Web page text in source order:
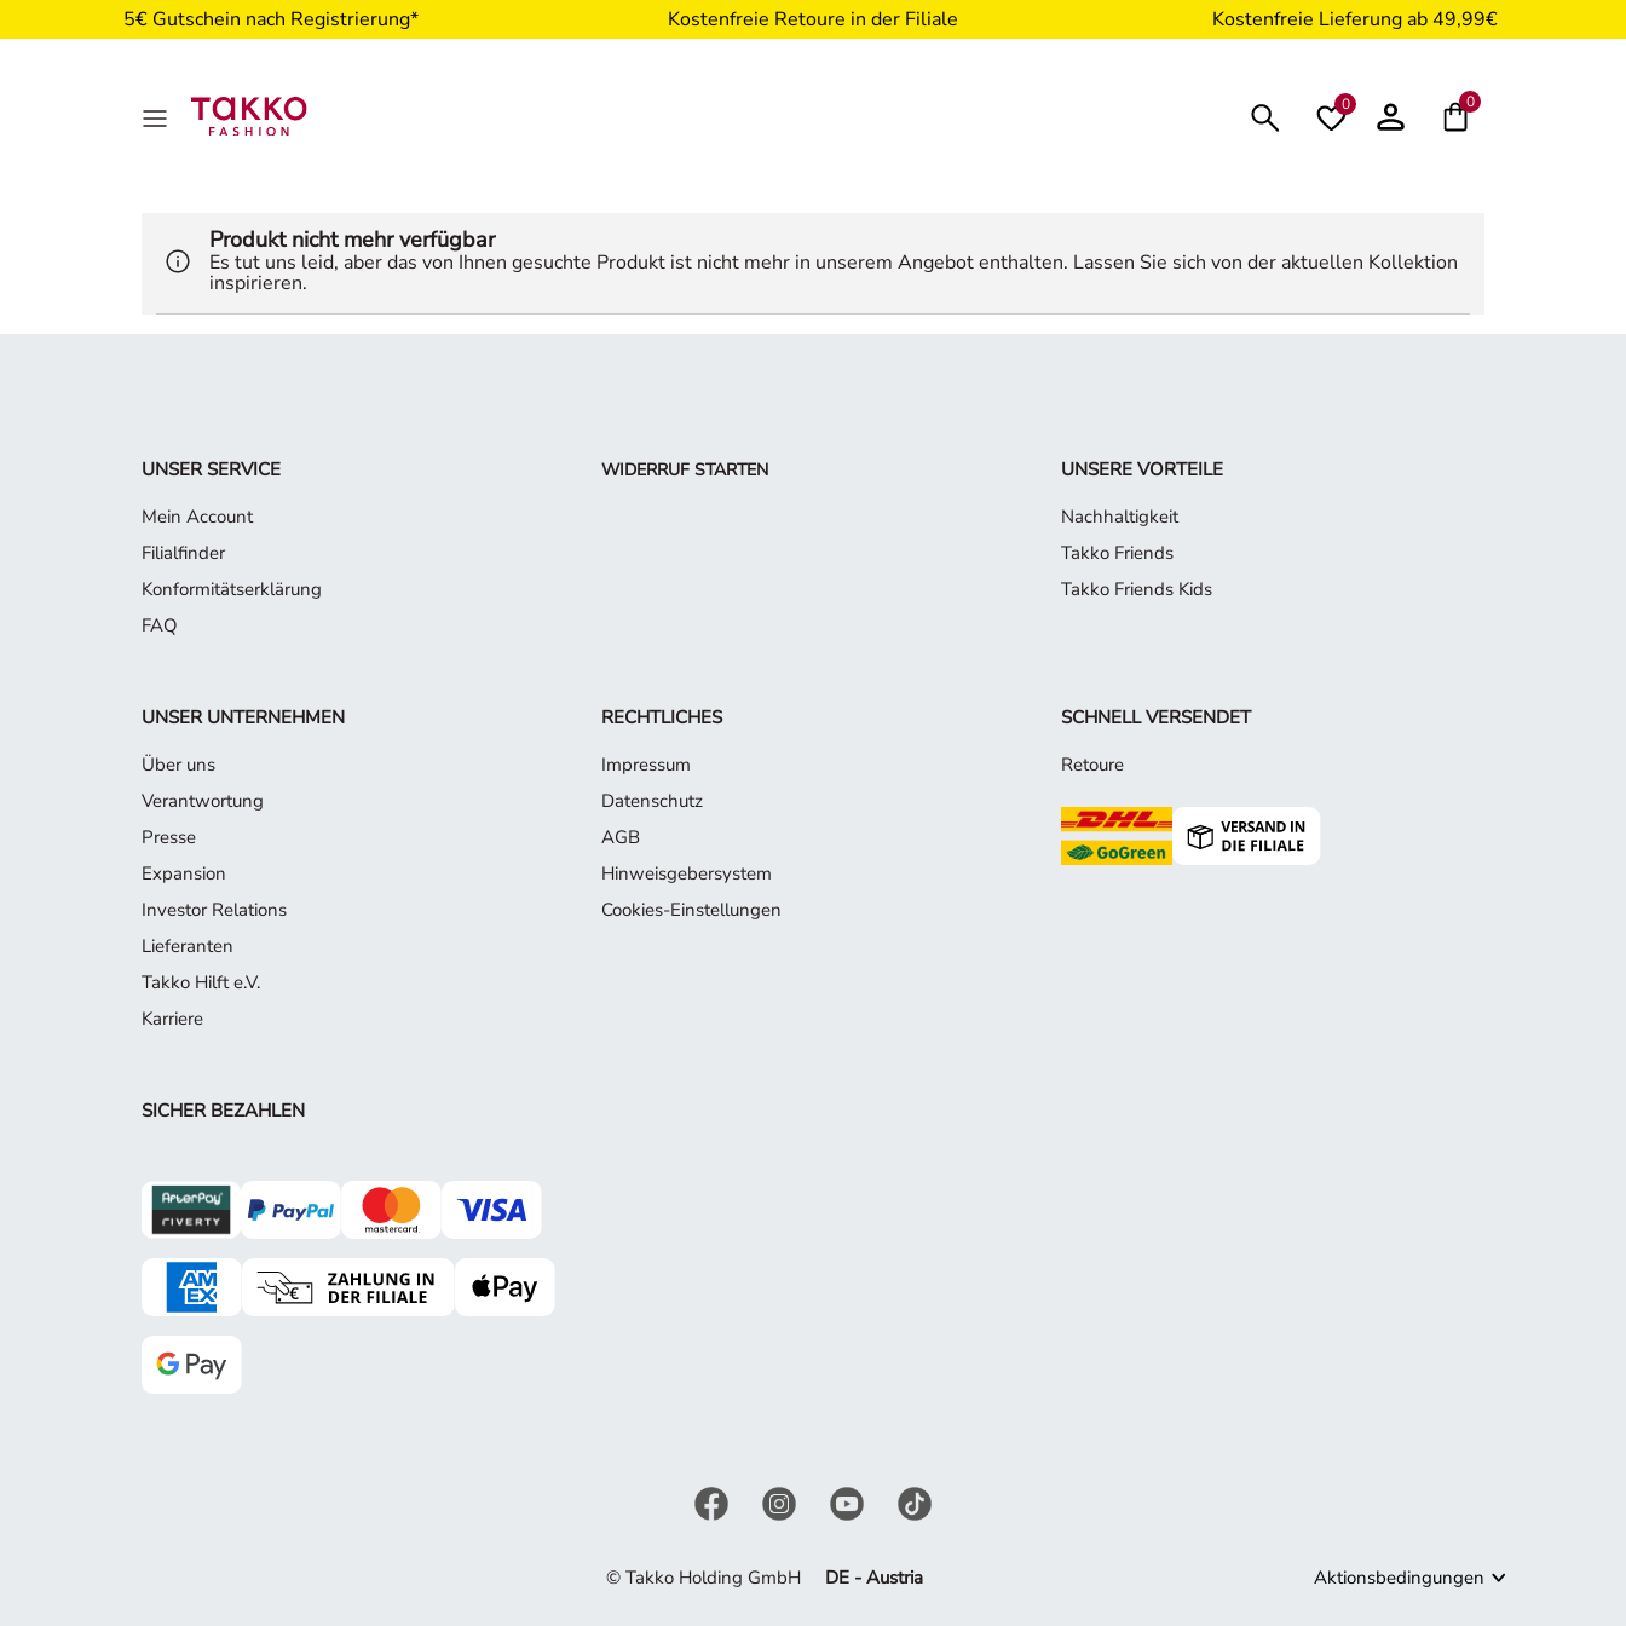
5€ Gutschein nach Registrierung* Kostenfreie Retoure in der Filiale Kostenfreie Lieferung ab 49,99€
0 0
Produkt nicht mehr verfügbar
Es tut uns leid, aber das von Ihnen gesuchte Produkt ist nicht mehr in unserem Angebot enthalten. Lassen Sie sich von der aktuellen Kollektion
inspirieren.
UNSER SERVICE
Mein Account
Filialfinder
Konformitätserklärung
FAQ
WIDERRUF STARTEN
UNSERE VORTEILE
Nachhaltigkeit
Takko Friends
Takko Friends Kids
UNSER UNTERNEHMEN
Über uns
Verantwortung
Presse
Expansion
Investor Relations
Lieferanten
Takko Hilft e.V.
Karriere
RECHTLICHES
Impressum
Datenschutz
AGB
Hinweisgebersystem
Cookies-Einstellungen
SCHNELL VERSENDET
Retoure
SICHER BEZAHLEN
© Takko Holding GmbH DE - Austria Aktionsbedingungen